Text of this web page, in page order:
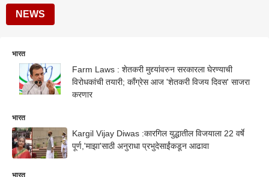
NEWS
भारत
Farm Laws : शेतकरी मुद्द्यांवरुन सरकारला घेरण्याची
विरोधकांची तयारी; काँग्रेस आज 'शेतकरी विजय दिवस' साजरा
करणार
भारत
Kargil Vijay Diwas :कारगिल युद्धातील विजयाला 22 वर्षे
पूर्ण,'माझा'साठी अनुराधा प्रभुदेसाईंकडून आढावा
भारत